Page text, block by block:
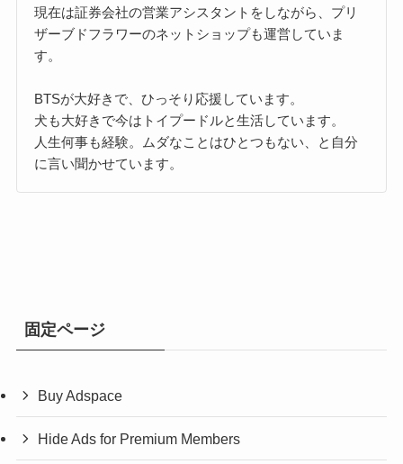
現在は証券会社の営業アシスタントをしながら、プリ
ザーブドフラワーのネットショップも運営していま
す。
BTSが大好きで、ひっそり応援しています。
犬も大好きで今はトイプードルと生活しています。
人生何事も経験。ムダなことはひとつもない、と自分
に言い聞かせています。
固定ページ
Buy Adspace
Hide Ads for Premium Members